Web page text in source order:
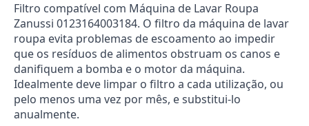
Filtro compatível com Máquina de Lavar Roupa
Zanussi 0123164003184. O filtro da máquina de lavar
roupa evita problemas de escoamento ao impedir
que os resíduos de alimentos obstruam os canos e
danifiquem a bomba e o motor da máquina.
Idealmente deve limpar o filtro a cada utilização, ou
pelo menos uma vez por mês, e substitui-lo
anualmente.